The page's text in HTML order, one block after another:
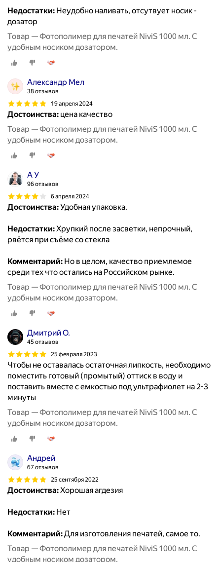
Недостатки: Неудобно наливать, отсутвует носик -
дозатор
Товар — Фотополимер для печатей NiviS 1000 мл. С
удобным носиком дозатором.
Александр Мел
38 отзывов
19 апреля 2024
Достоинства: цена качество
Товар — Фотополимер для печатей NiviS 1000 мл. С
удобным носиком дозатором.
А У
96 отзывов
6 апреля 2024
Достоинства:Удобная упаковка.
Недостатки:Хрупкий после засветки, непрочный,
рвётся при съёме со стекла
Комментарий: Но в целом, качество приемлемое
среди тех что остались на Российском рынке.
Товар — Фотополимер для печатей NiviS 1000 мл. С
удобным носиком дозатором.
Дмитрий О.
45 отзывов
25 февраля 2023
Чтобы не оставалась остаточная липкость, необходимо
поместить готовый (промытый) оттиск в воду и
поставить вместе с емкостью под ультрафиолет на 2-3
минуты
Товар — Фотополимер для печатей NiviS 1000 мл. С
удобным носиком дозатором.
Андрей
67 отзывов
25 сентября 2022
Достоинства:Хорошая агдезия
Недостатки: Нет
Комментарий:Для изготовления печатей, самое то.
Товар — Фотополимер для печатей NiviS 1000 мл. С
удобным носиком дозатором.